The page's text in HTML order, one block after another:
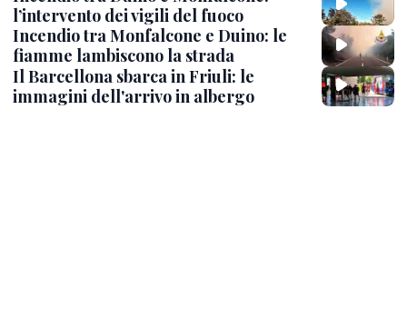
l’intervento dei vigili del fuoco
Incendio tra Monfalcone e Duino: le
fiamme lambiscono la strada
Il Barcellona sbarca in Friuli: le
immagini dell'arrivo in albergo